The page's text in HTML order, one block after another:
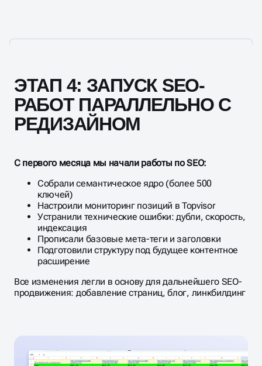
ЭТАП 4: ЗАПУСК SEO-
РАБОТ ПАРАЛЛЕЛЬНО С
РЕДИЗАЙНОМ
С первого месяца мы начали работы по SEO:
Собрали семантическое ядро (более 500
ключей)
Настроили мониторинг позиций в Topvisor
Устранили технические ошибки: дубли, скорость,
индексация
Прописали базовые мета-теги и заголовки
Подготовили структуру под будущее контентное
расширение
Все изменения легли в основу для дальнейшего SEO-
продвижения: добавление страниц, блог, линкбилдинг